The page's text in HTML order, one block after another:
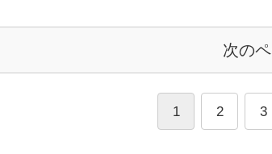
次の
1 2 3